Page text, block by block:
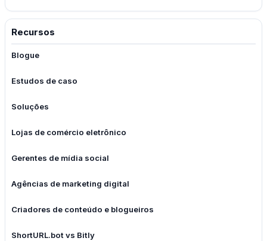
Recursos
Blogue
Estudos de caso
Soluções
Lojas de comércio eletrônico
Gerentes de mídia social
Agências de marketing digital
Criadores de conteúdo e blogueiros
ShortURL.bot vs Bitly